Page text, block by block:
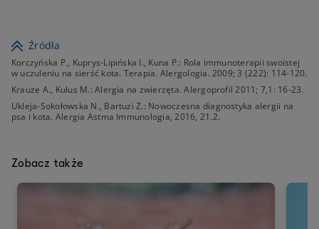
Źródła
Korczyńska P., Kuprys-Lipińska I., Kuna P.: Rola immunoterapii swoistej
w uczuleniu na sierść kota. Terapia. Alergologia. 2009; 3 (222): 114-120.
Krauze A., Kulus M.: Alergia na zwierzęta. Alergoprofil 2011; 7,1: 16-23.
Ukleja-Sokołowska N., Bartuzi Z.: Nowoczesna diagnostyka alergii na
psa i kota. Alergia Astma Immunologia, 2016, 21.2.
Zobacz także